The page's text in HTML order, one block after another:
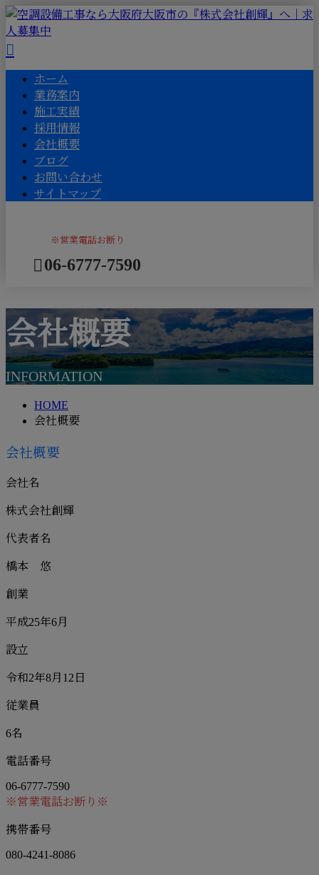
ホーム
業務案内
施工実績
採用情報
会社概要
ブログ
お問い合わせ
サイトマップ
※営業電話お断り
06-6777-7590
メールフォーム
会社概要
INFORMATION
HOME
会社概要
会社概要
会社名
株式会社創輝
代表者名
橋本 悠
創業
平成25年6月
設立
令和2年8月12日
従業員
6名
電話番号
06-6777-7590
※営業電話お断り※
携帯番号
080-4241-8086